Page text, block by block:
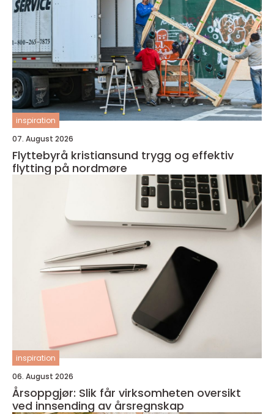
inspiration
07. August 2026
Flyttebyrå kristiansund trygg og effektiv
flytting på nordmøre
inspiration
06. August 2026
Årsoppgjør: Slik får virksomheten oversikt
ved innsending av årsregnskap